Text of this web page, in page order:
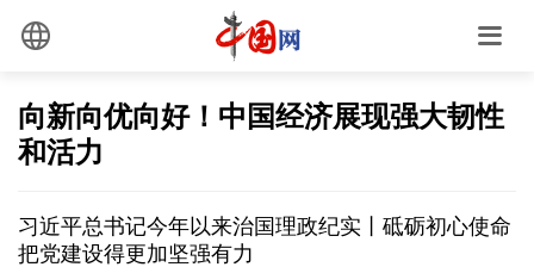
向新向优向好！中国经济展现强大韧性
和活力
习近平总书记今年以来治国理政纪实丨砥砺初心使命
把党建设得更加坚强有力